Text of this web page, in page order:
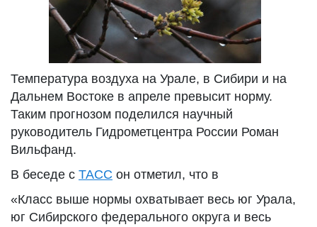
Температура воздуха на Урале, в Сибири и на
Дальнем Востоке в апреле превысит норму.
Таким прогнозом поделился научный
руководитель Гидрометцентра России Роман
Вильфанд.
В беседе с ТАСС он отметил, что в
«Класс выше нормы охватывает весь юг Урала,
юг Сибирского федерального округа и весь